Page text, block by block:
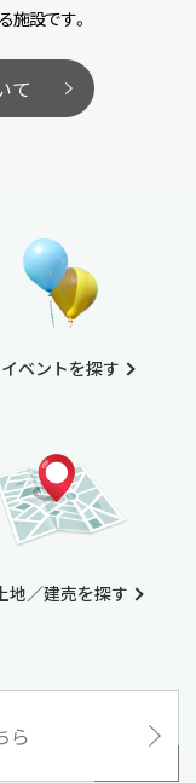
施設です。
て
イベントを探す
地／建売を探す
ら